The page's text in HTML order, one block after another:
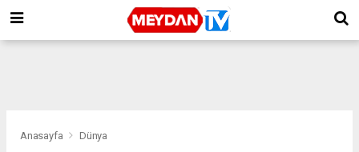
Anasayfa Dünya